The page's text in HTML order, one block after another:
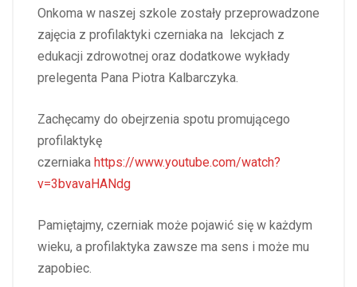
Onkoma w naszej szkole zostały przeprowadzone
zajęcia z profilaktyki czerniaka na lekcjach z
edukacji zdrowotnej oraz dodatkowe wykłady
prelegenta Pana Piotra Kalbarczyka.
Zachęcamy do obejrzenia spotu promującego
profilaktykę
czerniaka https://www.youtube.com/watch?
v=3bvavaHANdg
Pamiętajmy, czerniak może pojawić się w każdym
wieku, a profilaktyka zawsze ma sens i może mu
zapobiec.